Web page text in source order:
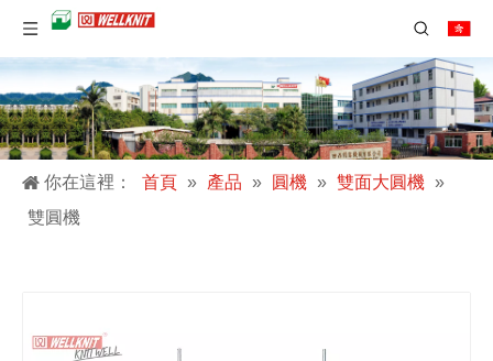
你在這裡： 首頁 » 產品 » 圓機 » 雙面大圓機 »
雙圓機